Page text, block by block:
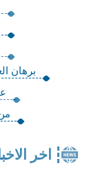
برهان
اخر